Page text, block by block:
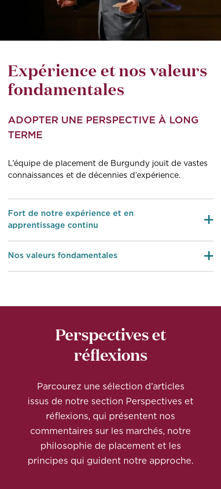
Expérience et nos valeurs
fondamentales
ADOPTER UNE PERSPECTIVE À LONG
TERME
L’équipe de placement de Burgundy jouit de vastes
connaissances et de décennies d’expérience.
Fort de notre expérience et en
apprentissage continu
Nos valeurs fondamentales
Perspectives et
réflexions
Parcourez une sélection d’articles
issus de notre section Perspectives et
réflexions, qui présentent nos
commentaires sur les marchés, notre
philosophie de placement et les
principes qui guident notre approche.